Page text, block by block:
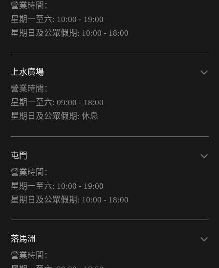
營業時間：
星期一至六: 10:00 - 19:00
星期日及公眾假期: 10:00 - 18:00
上水廣場
營業時間：
星期一至六: 09:00 - 18:00
星期日及公眾假期: 休息
屯門
營業時間：
星期一至六: 10:00 - 19:00
星期日及公眾假期: 10:00 - 18:00
落馬洲
營業時間：